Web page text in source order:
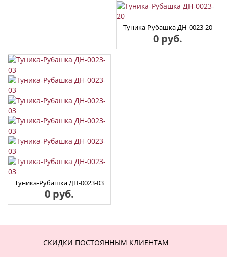
Туника-Рубашка ДН-0023-20
0 руб.
Туника-Рубашка ДН-0023-03
0 руб.
СКИДКИ ПОСТОЯННЫМ КЛИЕНТАМ